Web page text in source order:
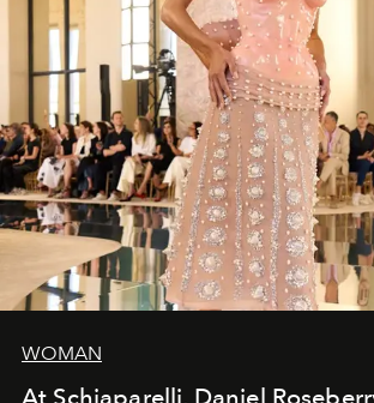
WOMAN
At Schiaparelli, Daniel